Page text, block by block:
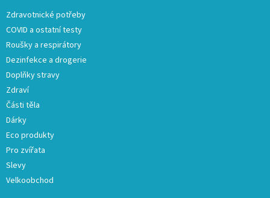
Zdravotnické potřeby
COVID a ostatní testy
Roušky a respirátory
Dezinfekce a drogerie
Doplňky stravy
Zdraví
Části těla
Dárky
Eco produkty
Pro zvířata
Slevy
Velkoobchod